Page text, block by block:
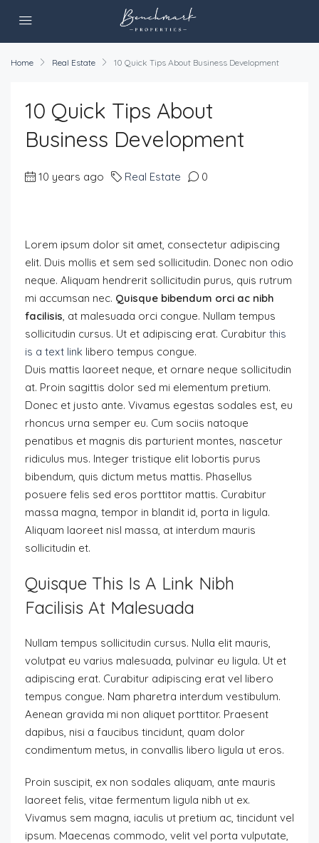
Home Real Estate 10 Quick Tips About Business Development
10 Quick Tips About
Business Development
10 years ago Real Estate 0
Lorem ipsum dolor sit amet, consectetur adipiscing
elit. Duis mollis et sem sed sollicitudin. Donec non odio
neque. Aliquam hendrerit sollicitudin purus, quis rutrum
mi accumsan nec. Quisque bibendum orci ac nibh
facilisis, at malesuada orci congue. Nullam tempus
sollicitudin cursus. Ut et adipiscing erat. Curabitur this
is a text link libero tempus congue.
Duis mattis laoreet neque, et ornare neque sollicitudin
at. Proin sagittis dolor sed mi elementum pretium.
Donec et justo ante. Vivamus egestas sodales est, eu
rhoncus urna semper eu. Cum sociis natoque
penatibus et magnis dis parturient montes, nascetur
ridiculus mus. Integer tristique elit lobortis purus
bibendum, quis dictum metus mattis. Phasellus
posuere felis sed eros porttitor mattis. Curabitur
massa magna, tempor in blandit id, porta in ligula.
Aliquam laoreet nisl massa, at interdum mauris
sollicitudin et.
Quisque This Is A Link Nibh
Facilisis At Malesuada
Nullam tempus sollicitudin cursus. Nulla elit mauris,
volutpat eu varius malesuada, pulvinar eu ligula. Ut et
adipiscing erat. Curabitur adipiscing erat vel libero
tempus congue. Nam pharetra interdum vestibulum.
Aenean gravida mi non aliquet porttitor. Praesent
dapibus, nisi a faucibus tincidunt, quam dolor
condimentum metus, in convallis libero ligula ut eros.
Proin suscipit, ex non sodales aliquam, ante mauris
laoreet felis, vitae fermentum ligula nibh ut ex.
Vivamus sem magna, iaculis ut pretium ac, tincidunt vel
ipsum. Maecenas commodo, velit vel porta vulputate,